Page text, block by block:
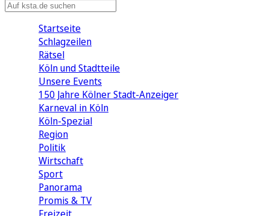
Startseite
Schlagzeilen
Rätsel
Köln und Stadtteile
Unsere Events
150 Jahre Kölner Stadt-Anzeiger
Karneval in Köln
Köln-Spezial
Region
Politik
Wirtschaft
Sport
Panorama
Promis & TV